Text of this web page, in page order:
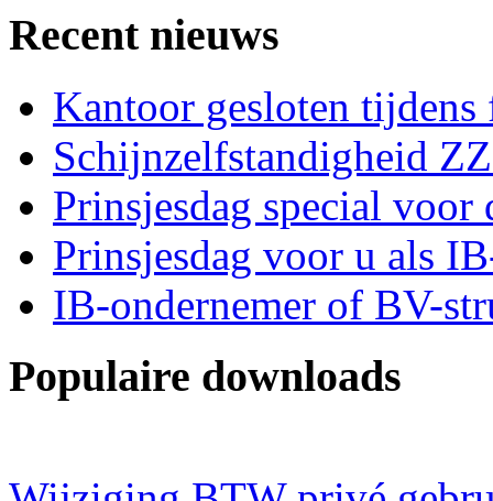
Recent nieuws
Kantoor gesloten tijdens
Schijnzelfstandigheid
Prinsjesdag special voor
Prinsjesdag voor u als
IB-ondernemer of BV-
Populaire downloads